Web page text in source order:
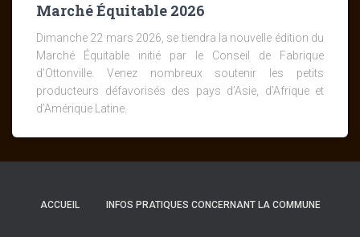
Marché Équitable 2026
Dimanche 22 mars 2026, se tiendra la nouvelle édition du
Marché Équitable initié par le Conseil de Fabrique
d’Ottonville. Venez nombreux soutenir les petits
producteurs défavorisés des pays d’Asie, d’Afrique et
d’Amérique Latine.
ACCUEIL INFOS PRATIQUES CONCERNANT LA COMMUNE